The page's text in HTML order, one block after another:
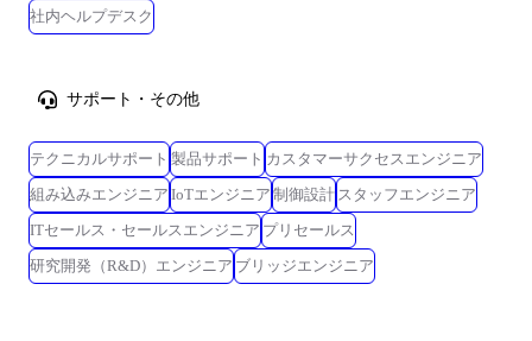
社内ヘルプデスク
サポート・その他
テクニカルサポート 製品サポート カスタマーサクセスエンジニア
組み込みエンジニア IoTエンジニア 制御設計 スタッフエンジニア
ITセールス・セールスエンジニア プリセールス
研究開発（R&D）エンジニア ブリッジエンジニア